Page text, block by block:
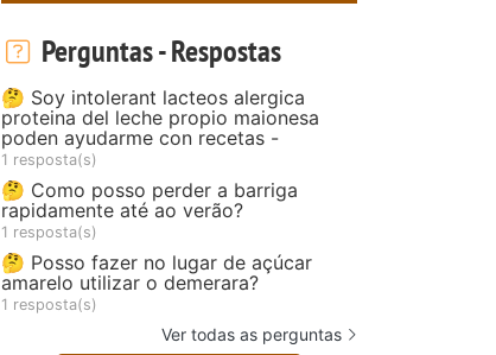
Perguntas - Respostas
🤔 Soy intolerant lacteos alergica
proteina del leche propio maionesa
poden ayudarme con recetas -
1 resposta(s)
🤔 Como posso perder a barriga
rapidamente até ao verão?
1 resposta(s)
🤔 Posso fazer no lugar de açúcar
amarelo utilizar o demerara?
1 resposta(s)
Ver todas as perguntas